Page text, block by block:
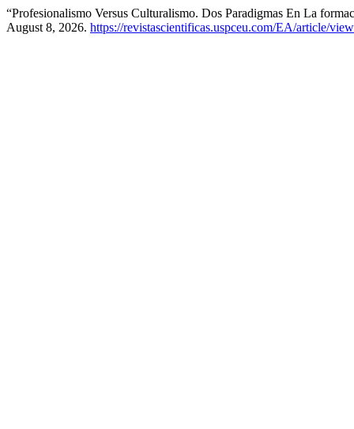
“Profesionalismo Versus Culturalismo. Dos Paradigmas En La
August 8, 2026. https://revistascientificas.uspceu.com/EA/article/